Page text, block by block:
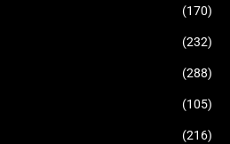
(170)
(232)
(288)
(105)
(216)